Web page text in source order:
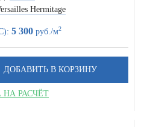
Hermitage
5 300руб./м2
НА РАСЧЁТ